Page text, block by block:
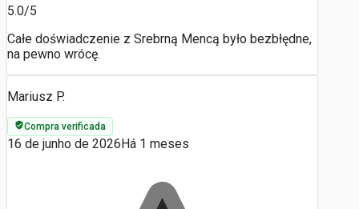
5.0/5
Całe doświadczenie z Srebrną Mencą było bezbłędne,
na pewno wrócę.
Mariusz P.
Compra verificada
16 de junho de 2026 Há 1 meses